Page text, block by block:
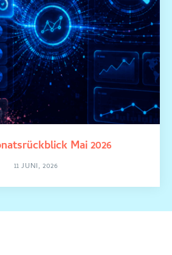
Mai 2026
11 JUNI, 2026